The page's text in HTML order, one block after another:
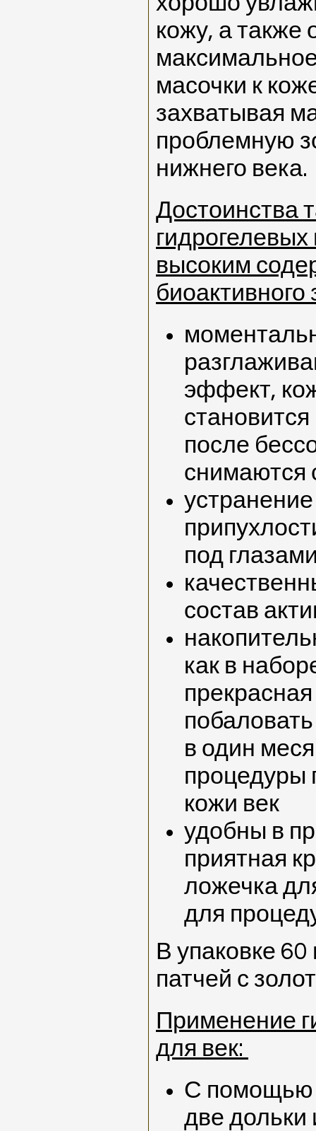
кожу, а также
масочки к
захватывая
проблемную
нижнего века.
Достоинства
гидрогелевых
высоким
биоактивного
эффект,
после
снимаются
под
состав
как в
в один
кожи век
удобны в
приятная
ложечка
для
В упаковке
патчей с
Применение
для век:
С помощью
две дольки